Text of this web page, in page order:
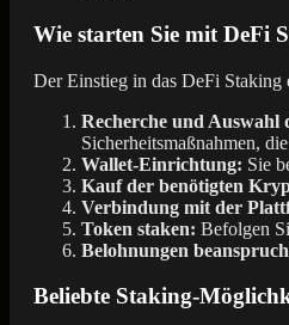
Wie starten Sie mit DeFi
Der Einstieg in das DeFi Staking
Recherche und Auswahl
Sicherheitsmaßnahmen,
Wallet-Einrichtung: Sie
Kauf der benötigten
Verbindung mit der
Token staken: Befolgen
Belohnungen
Beliebte Staking-